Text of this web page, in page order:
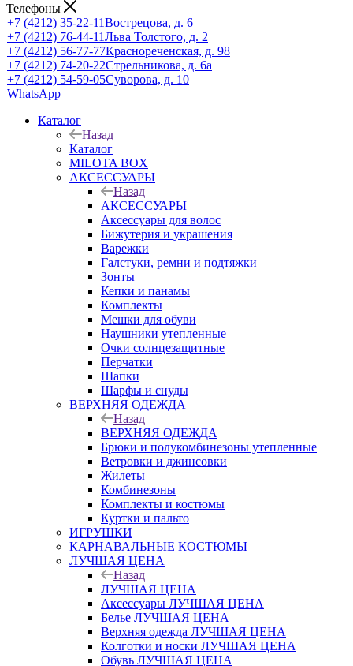
Телефоны
+7 (4212) 35-22-11Вострецова, д. 6
+7 (4212) 76-44-11Льва Толстого, д. 2
+7 (4212) 56-77-77Краснореченская, д. 98
+7 (4212) 74-20-22Стрельникова, д. 6а
+7 (4212) 54-59-05Суворова, д. 10
WhatsApp
Каталог
Назад
Каталог
MILOTA BOX
АКСЕССУАРЫ
Назад
АКСЕССУАРЫ
Аксессуары для волос
Бижутерия и украшения
Варежки
Галстуки, ремни и подтяжки
Зонты
Кепки и панамы
Комплекты
Мешки для обуви
Наушники утепленные
Очки солнцезащитные
Перчатки
Шапки
Шарфы и снуды
ВЕРХНЯЯ ОДЕЖДА
Назад
ВЕРХНЯЯ ОДЕЖДА
Брюки и полукомбинезоны утепленные
Ветровки и джинсовки
Жилеты
Комбинезоны
Комплекты и костюмы
Куртки и пальто
ИГРУШКИ
КАРНАВАЛЬНЫЕ КОСТЮМЫ
ЛУЧШАЯ ЦЕНА
Назад
ЛУЧШАЯ ЦЕНА
Аксессуары ЛУЧШАЯ ЦЕНА
Белье ЛУЧШАЯ ЦЕНА
Верхняя одежда ЛУЧШАЯ ЦЕНА
Колготки и носки ЛУЧШАЯ ЦЕНА
Обувь ЛУЧШАЯ ЦЕНА